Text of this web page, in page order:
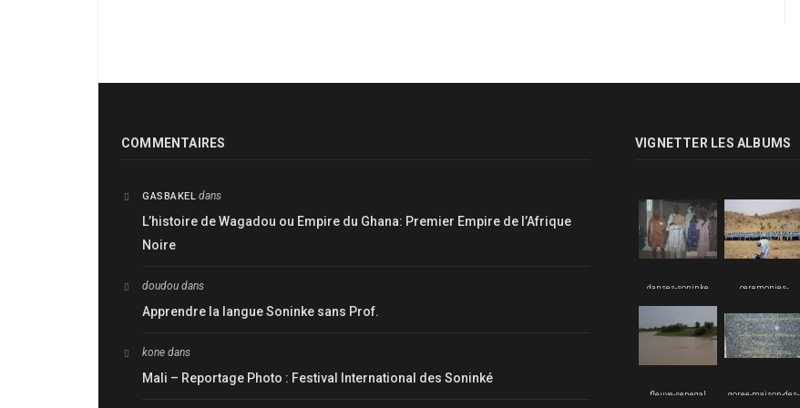
COMMENTAIRES
GASBAKEL dans
L’histoire de Wagadou ou Empire du Ghana: Premier Empire de l’Afrique
Noire
doudou dans
Apprendre la langue Soninke sans Prof.
kone dans
Mali – Reportage Photo : Festival International des Soninké
VIGNETTER LES ALBUMS
danses-soninke ceremonies-
fleuve-senegal goree-maison-des-